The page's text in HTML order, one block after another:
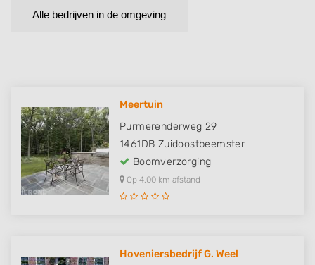
Alle bedrijven in de omgeving
Meertuin
Purmerenderweg 29
1461DB Zuidoostbeemster
Boomverzorging
Op 4,00 km afstand
Hoveniersbedrijf G. Weel